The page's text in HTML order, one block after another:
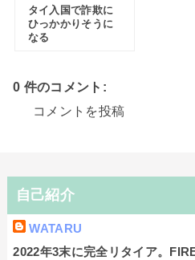
タイ入国で詐欺に
ひっかかりそうに
なる
0 件のコメント:
コメントを投稿
自己紹介
WATARU
2022年3末に完全リタイア。